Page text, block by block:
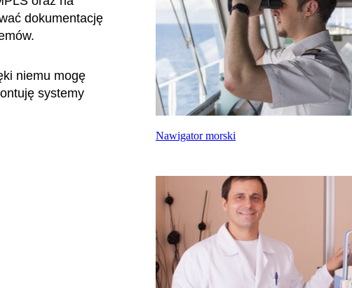
dokumentację
niemu mogę
systemy
Nawigator morski